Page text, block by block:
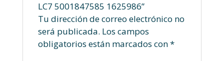
LC7 5001847585 1625986”
Tu dirección de correo electrónico no
será publicada. Los campos
obligatorios están marcados con*